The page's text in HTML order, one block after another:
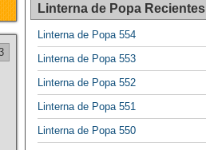
Linterna de Popa Recientes
Linterna de Popa 554
Linterna de Popa 553
Linterna de Popa 552
Linterna de Popa 551
Linterna de Popa 550